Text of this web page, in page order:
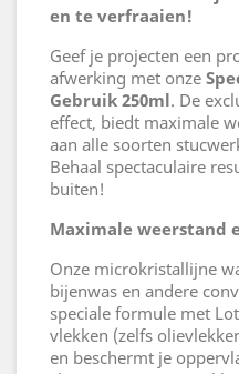
en te verfraaien!
Geef je projecten een
afwerking met onze
Gebruik 250ml. De
effect, biedt maximale
aan alle soorten
Behaal spectaculaire
buiten!
Maximale weerstand
Onze microkristallijne
bijenwas en andere
speciale formule met
vlekken (zelfs
en beschermt je